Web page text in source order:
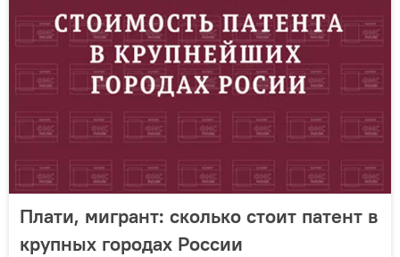
Плати, мигрант: сколько стоит патент в
крупных городах России